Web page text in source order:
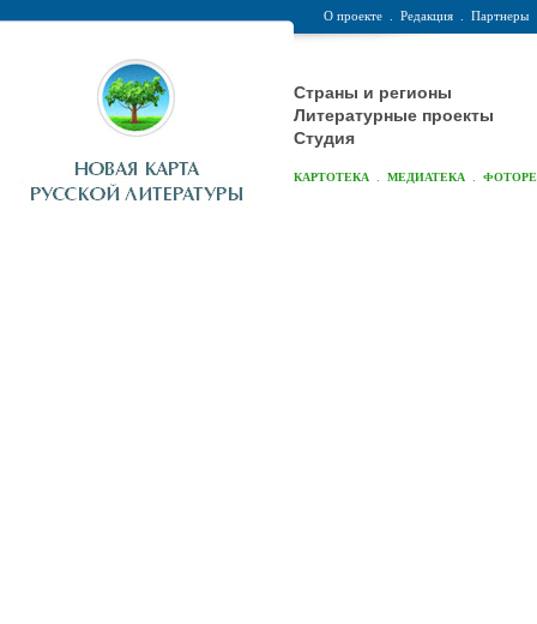
О проекте Редакция Партнеры
Страны и регионы
Литературные проекты
Студия
КАРТОТЕКА МЕДИАТЕКА